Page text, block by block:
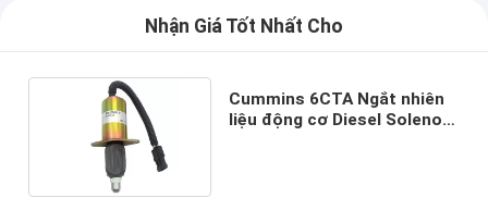
Nhận Giá Tốt Nhất Cho
Cummins 6CTA Ngắt nhiên
liệu động cơ Diesel Solenoid